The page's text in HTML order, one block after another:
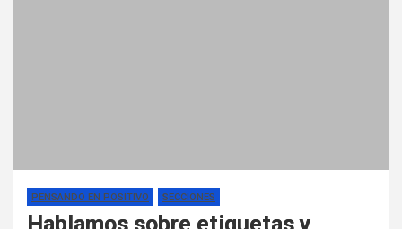
PENSANDO EN POSITIVO SECCIONES